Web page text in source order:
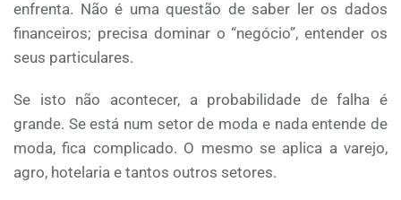
enfrenta. Não é uma questão de saber ler os dados
financeiros; precisa dominar o “negócio”, entender os
seus particulares.
Se isto não acontecer, a probabilidade de falha é
grande. Se está num setor de moda e nada entende de
moda, fica complicado. O mesmo se aplica a varejo,
agro, hotelaria e tantos outros setores.